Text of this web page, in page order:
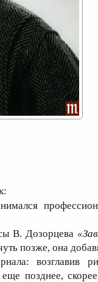
В. Дозорцева
позже, она
возглавив
позднее,